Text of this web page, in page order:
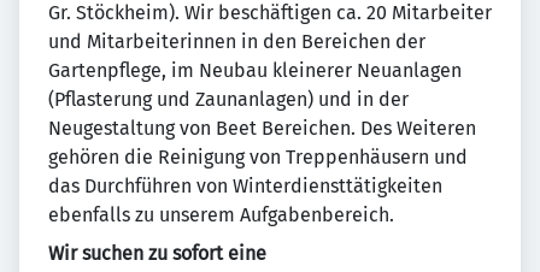
Gr. Stöckheim). Wir beschäftigen ca. 20 Mitarbeiter
und Mitarbeiterinnen in den Bereichen der
Gartenpflege, im Neubau kleinerer Neuanlagen
(Pflasterung und Zaunanlagen) und in der
Neugestaltung von Beet Bereichen. Des Weiteren
gehören die Reinigung von Treppenhäusern und
das Durchführen von Winterdiensttätigkeiten
ebenfalls zu unserem Aufgabenbereich.
Wir suchen zu sofort eine